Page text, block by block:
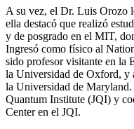
A su vez, el Dr. Luis Orozo
ella destacó que realizó
y de posgrado en el MIT,
Ingresó como físico al
sido profesor visitante en la
la Universidad de Oxford, y
la Universidad de
Quantum Institute (JQI) y
Center en el JQI.